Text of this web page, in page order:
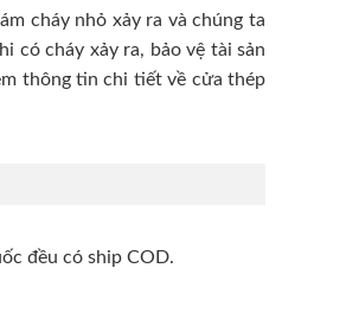
cháy nhỏ xảy ra và chúng ta
có cháy xảy ra, bảo vệ tài sản
thông tin chi tiết về cửa thép
đều có ship COD.